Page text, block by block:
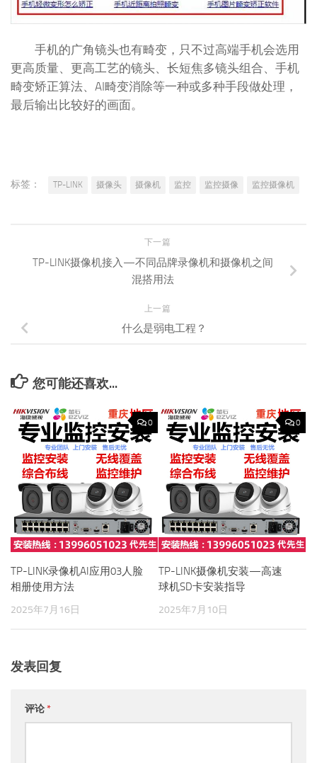
手机的广角镜头也有畸变，只不过高端手机会选用
更高质量、更高工艺的镜头、长短焦多镜头组合、手机
畸变矫正算法、AI畸变消除等一种或多种手段做处理，
最后输出比较好的画面。
标签： TP-LINK 摄像头 摄像机 监控 监控摄像 监控摄像机
下一篇
TP-LINK摄像机接入—不同品牌录像机和摄像机之间
混搭用法
上一篇
什么是弱电工程？
您可能还喜欢...
0
TP-LINK录像机AI应用03人脸
相册使用方法
2025年7月16日
0
TP-LINK摄像机安装—高速
球机SD卡安装指导
2025年7月10日
发表回复
评论*